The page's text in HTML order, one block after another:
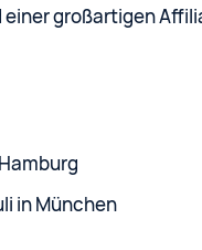
großartigen
in München